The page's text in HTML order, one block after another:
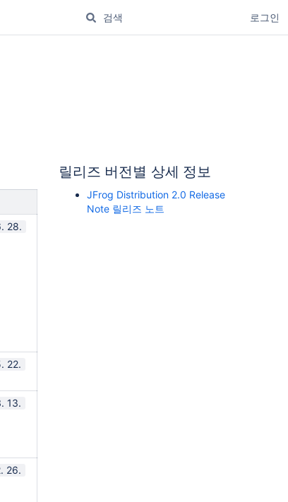
로그인
28.
22.
13.
26.
릴리즈 버전별 상세 정보
JFrog Distribution 2.0 Release
Note 릴리즈 노트